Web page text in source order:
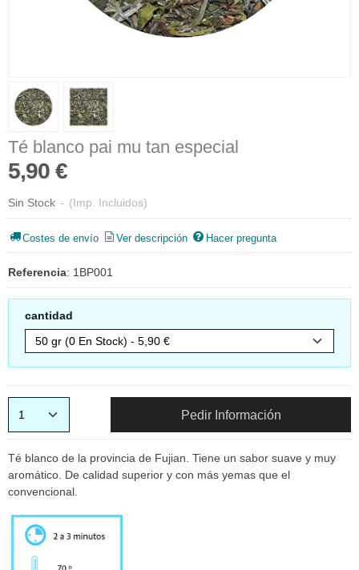
Té blanco pai mu tan especial
5,90 €
Sin Stock - (Imp. Incluidos)
Costes de envío Ver descripción Hacer pregunta
Referencia: 1BP001
cantidad
Pedir Información
Té blanco de la provincia de Fujian. Tiene un sabor suave y muy
aromático. De calidad superior y con más yemas que el
convencional.